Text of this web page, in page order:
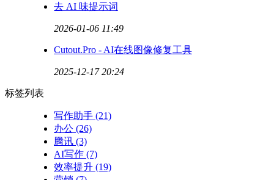
去 AI 味提示词
2026-01-06 11:49
Cutout.Pro - AI在线图像修复工具
2025-12-17 20:24
标签列表
写作助手 (21)
办公 (26)
腾讯 (3)
AI写作 (7)
效率提升 (19)